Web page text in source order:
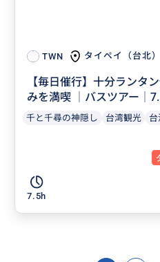
TWN タイペイ（台北）
【毎日催行】十分ランタ
みを満喫 │バスツアー
千と千尋の神隠し 台湾観光 台
7.5h